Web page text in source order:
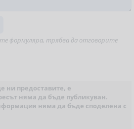
формуляра, трябва да отговорите
ни предоставите, е
няма да бъде публикуван.
няма да бъде споделена с